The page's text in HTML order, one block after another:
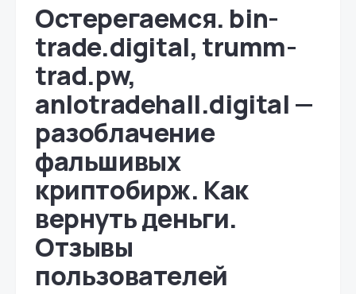
Остерегаемся. bin-
trade.digital, trumm-
trad.pw,
anlotradehall.digital —
разоблачение
фальшивых
криптобирж. Как
вернуть деньги.
Отзывы
пользователей